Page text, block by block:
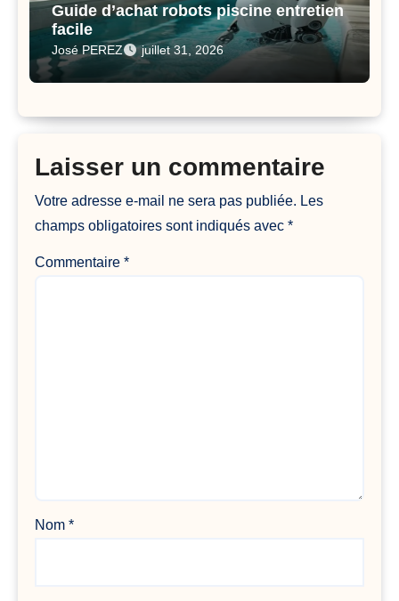
Guide d’achat robots piscine entretien
facile
José PEREZ juillet 31, 2026
Laisser un commentaire
Votre adresse e-mail ne sera pas publiée. Les
champs obligatoires sont indiqués avec*
Commentaire*
Nom*